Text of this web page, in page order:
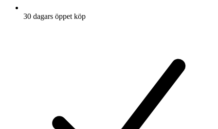
30 dagars öppet köp